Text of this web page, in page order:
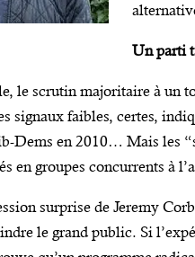
Un parti
le scrutin majoritaire à un
signaux faibles, certes,
Dems en 2010… Mais les
en groupes concurrents à
surprise de Jeremy
le grand public. Si